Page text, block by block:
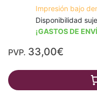
Impresión bajo
Disponibilidad
¡GASTOS DE
PVP. 33,00€